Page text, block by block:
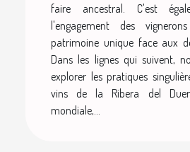
faire ancestral. C'est
l'engagement des
patrimoine unique face aux
Dans les lignes qui suivent,
explorer les pratiques
vins de la Ribera del
mondiale,...